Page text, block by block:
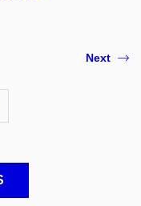
Next